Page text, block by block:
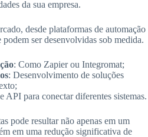
da sua empresa.
desde plataformas de automação
podem ser desenvolvidas sob medida.
: Como Zapier ou Integromat;
: Desenvolvimento de soluções
API para conectar diferentes sistemas.
pode resultar não apenas em um
em uma redução significativa de